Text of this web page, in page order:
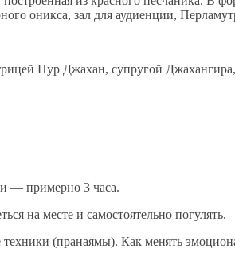
оникса, зал для аудиенции,
Нур Джахан, супругой
— примерно 3 часа.
на месте и самостоятельно погулять.
(пранаямы). Как менять